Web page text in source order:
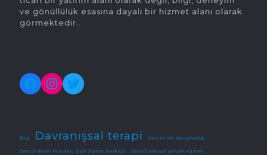
ve gönüllülük esasına dayalı bir hizmet alanı olarak
görmektedir..
Facebook
Instagram
Twitter
Blog Davranışsal terapi Denizli aile danışmanlığı
Denizli Başarı Pusulası Özel Eğitim Merkezi Denizli bilişsel gelişim eğitimi